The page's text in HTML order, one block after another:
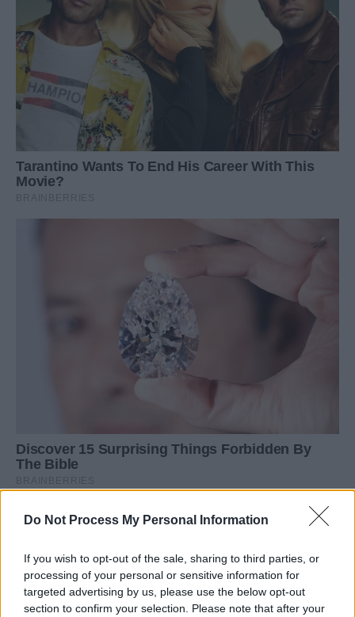
Do Not Process My Personal Information
If you wish to opt-out of the sale, sharing to third parties, or
processing of your personal or sensitive information for
targeted advertising by us, please use the below opt-out
section to confirm your selection. Please note that after your